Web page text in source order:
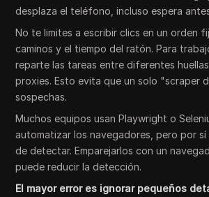
desplaza el teléfono, incluso espera
No te limites a escribir clics en un orden
caminos y el tiempo del ratón. Para
reparte las tareas entre diferentes
proxies. Esto evita que un solo "scraper
sospechas.
Muchos equipos usan Playwright o
automatizar los navegadores, pero por
de detectar. Emparejarlos con un
puede reducir la detección.
El mayor error es ignorar pequeños